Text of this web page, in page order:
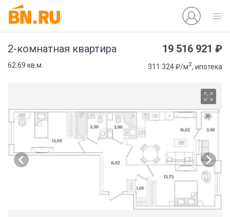
2-комнатная квартира 19 516 921 ₽
62.69 кв.м. 311 324 ₽/м2, ипотека